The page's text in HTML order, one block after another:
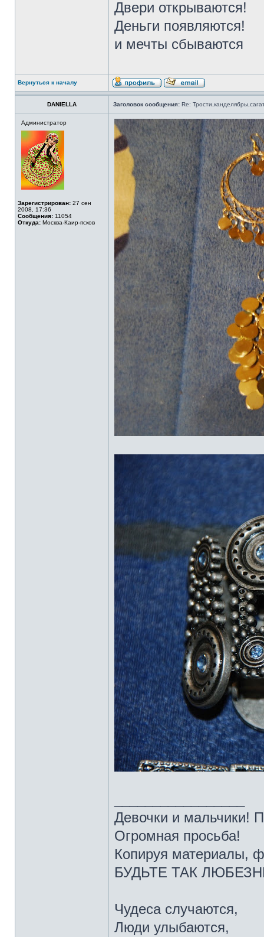
Двери открываются!
Деньги появляются!
и мечты сбываются
Вернуться к началу
DANIELLA Заголовок сообщения: Re:
Администратор
Зарегистрирован: 27 сен
2008, 17:36
Сообщения: 11054
Откуда: Москва-Каир-псков
Девочки и мальчики!
Огромная просьба!
Копируя материалы,
БУДЬТЕ ТАК
Чудеса случаются,
Люди улыбаются,